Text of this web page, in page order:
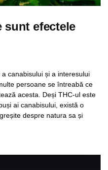
sunt efectele
canabisului și a interesului
persoane se întreabă ce
acesta. Deși THC-ul este
ai canabisului, există o
despre natura sa și